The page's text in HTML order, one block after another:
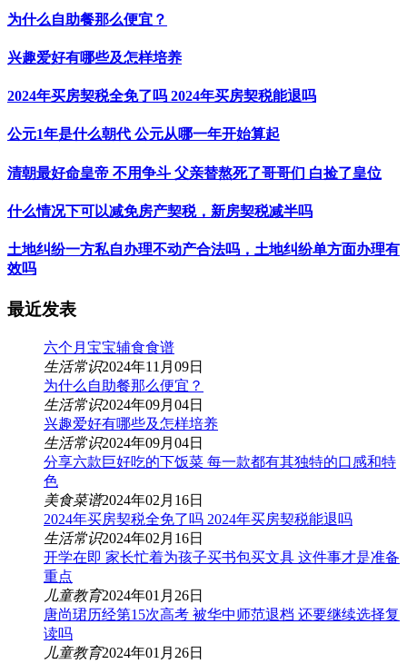
为什么自助餐那么便宜？
兴趣爱好有哪些及怎样培养
2024年买房契税全免了吗 2024年买房契税能退吗
公元1年是什么朝代 公元从哪一年开始算起
清朝最好命皇帝 不用争斗 父亲替熬死了哥哥们 白捡了皇位
什么情况下可以减免房产契税，新房契税减半吗
土地纠纷一方私自办理不动产合法吗，土地纠纷单方面办理有
效吗
最近发表
六个月宝宝辅食食谱
生活常识2024年11月09日
为什么自助餐那么便宜？
生活常识2024年09月04日
兴趣爱好有哪些及怎样培养
生活常识2024年09月04日
分享六款巨好吃的下饭菜 每一款都有其独特的口感和特
色
美食菜谱2024年02月16日
2024年买房契税全免了吗 2024年买房契税能退吗
生活常识2024年02月16日
开学在即 家长忙着为孩子买书包买文具 这件事才是准备
重点
儿童教育2024年01月26日
唐尚珺历经第15次高考 被华中师范退档 还要继续选择复
读吗
儿童教育2024年01月26日